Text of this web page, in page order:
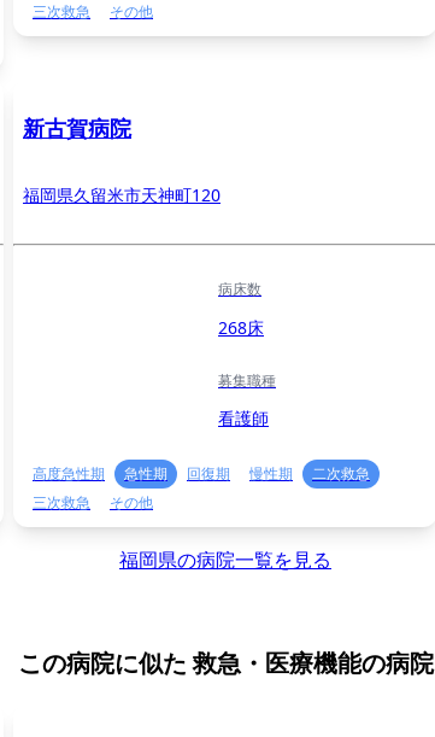
三次救急
その他
新古賀病院
福岡県久留米市天神町120
病床数
268床
募集職種
看護師
高度急性期 急性期 回復期 慢性期
二次救急
三次救急
その他
福岡県の病院一覧を見る
この病院に似た 救急・医療機能の病院